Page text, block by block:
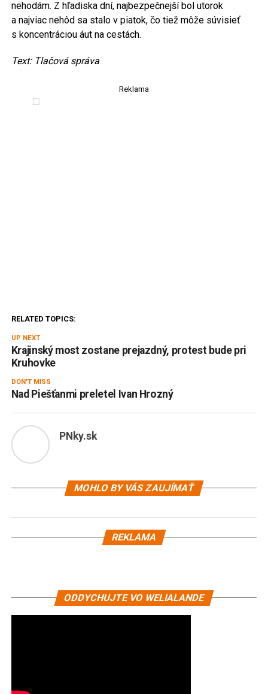
nehodám. Z hľadiska dní, najbezpečnejší bol utorok
a najviac nehôd sa stalo v piatok, čo tiež môže súvisieť
s koncentráciou áut na cestách.
Text: Tlačová správa
Reklama
RELATED TOPICS:
UP NEXT
Krajinský most zostane prejazdný, protest bude pri
Kruhovke
DON'T MISS
Nad Piešťanmi preletel Ivan Hrozný
PNky.sk
MOHLO BY VÁS ZAUJÍMAŤ
REKLAMA
ODDYCHUJTE VO WELIALANDE